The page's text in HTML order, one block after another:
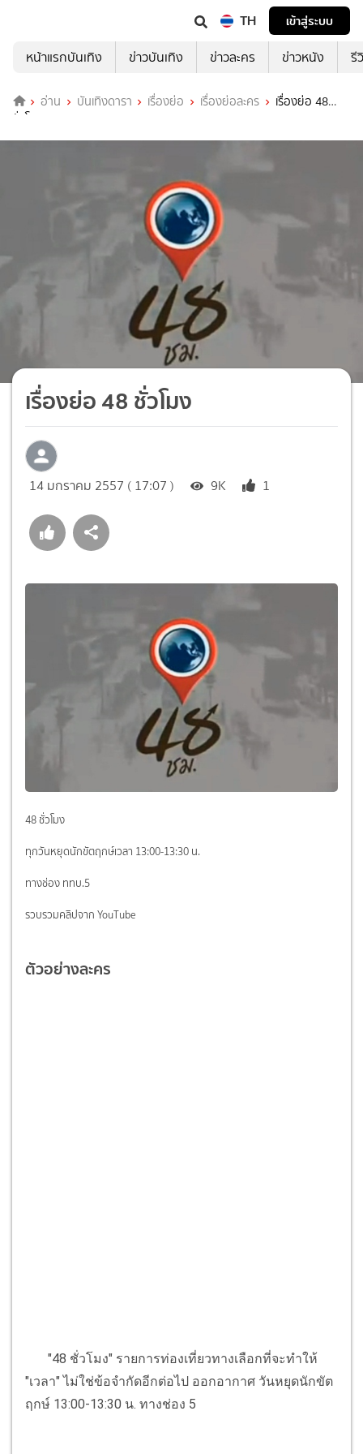
TH
เข้าสู่ระบบ
หน้าแรกบันเทิง
ข่าวบันเทิง ข่าวละคร ข่าวหนัง รี
อ่าน บันเทิงดารา เรื่องย่อ เรื่องย่อละคร
เรื่องย่อ 48
ชั่วโมง
เรื่องย่อ 48 ชั่วโมง
14 มกราคม 2557 ( 17:07 ) 9K 1
48 ชั่วโมง
ทุกวันหยุดนักขัตฤกษ์เวลา 13:00-13:30 น.
ทางช่อง ททบ.5
รวบรวมคลิปจาก YouTube
ตัวอย่างละคร
"48 ชั่วโมง" รายการท่องเที่ยวทางเลือกที่จะทำให้
"เวลา" ไม่ใช่ข้อจำกัดอีกต่อไป ออกอากาศ วันหยุดนักขัต
ฤกษ์ 13:00-13:30 น. ทางช่อง 5